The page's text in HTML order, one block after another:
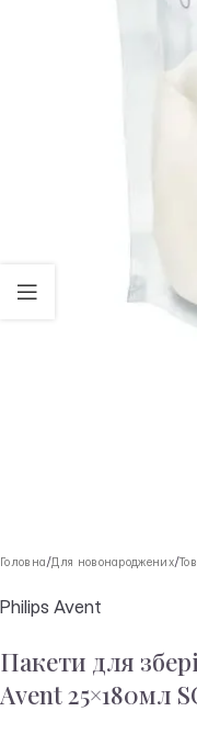
Головна /Для новонароджених/
Philips Avent
Пакети для
Avent 25×180мл